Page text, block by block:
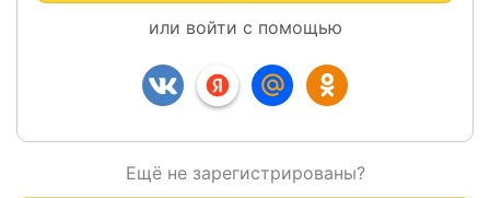
или войти с помощью
Ещё не зарегистрированы?